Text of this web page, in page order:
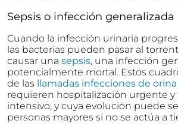
Sepsis o infección generalizada
Cuando la infección urinaria
las bacterias pueden pasar al
causar una sepsis, una infección
potencialmente mortal. Estos
de las
llamadas infecciones de
requieren hospitalización urgente
intensivo, y cuya evolución puede
personas mayores si no se actúa a